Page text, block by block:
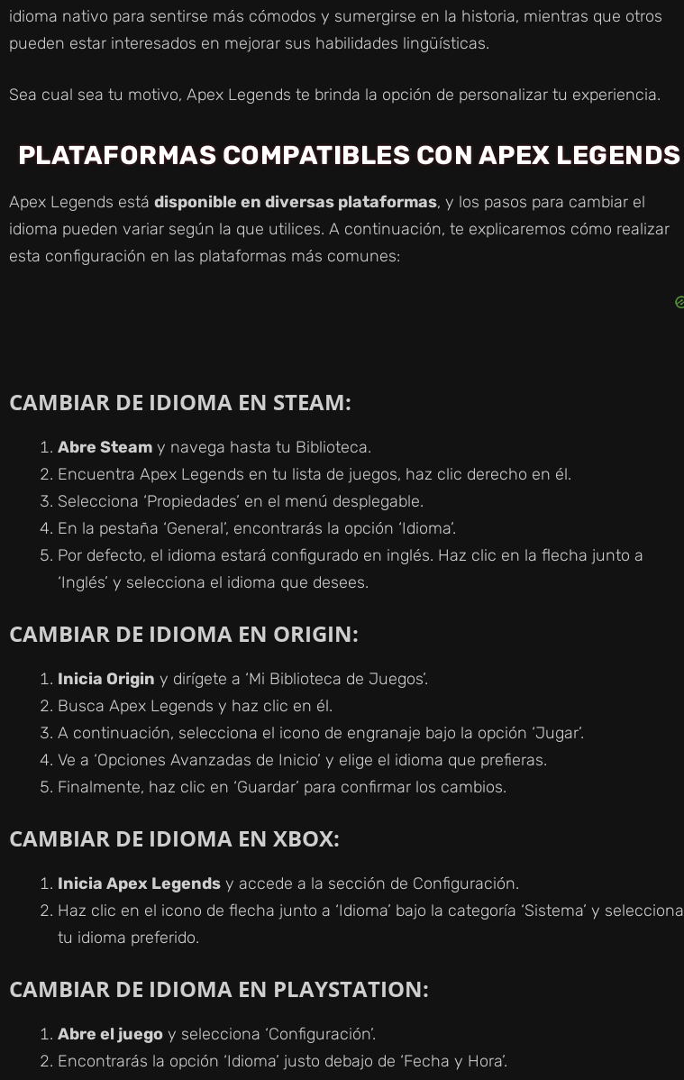
idioma nativo para sentirse más cómodos y sumergirse en la historia, mientras que otros
pueden estar interesados en mejorar sus habilidades lingüísticas.
Sea cual sea tu motivo, Apex Legends te brinda la opción de personalizar tu experiencia.
PLATAFORMAS COMPATIBLES CON APEX LEGENDS
Apex Legends está disponible en diversas plataformas, y los pasos para cambiar el
idioma pueden variar según la que utilices. A continuación, te explicaremos cómo realizar
esta configuración en las plataformas más comunes:
CAMBIAR DE IDIOMA EN STEAM:
Abre Steam y navega hasta tu Biblioteca.
Encuentra Apex Legends en tu lista de juegos, haz clic derecho en él.
Selecciona ‘Propiedades’ en el menú desplegable.
En la pestaña ‘General’, encontrarás la opción ‘Idioma’.
Por defecto, el idioma estará configurado en inglés. Haz clic en la flecha junto a
‘Inglés’ y selecciona el idioma que desees.
CAMBIAR DE IDIOMA EN ORIGIN:
Inicia Origin y dirígete a ‘Mi Biblioteca de Juegos’.
Busca Apex Legends y haz clic en él.
A continuación, selecciona el icono de engranaje bajo la opción ‘Jugar’.
Ve a ‘Opciones Avanzadas de Inicio’ y elige el idioma que prefieras.
Finalmente, haz clic en ‘Guardar’ para confirmar los cambios.
CAMBIAR DE IDIOMA EN XBOX:
Inicia Apex Legends y accede a la sección de Configuración.
Haz clic en el icono de flecha junto a ‘Idioma’ bajo la categoría ‘Sistema’ y selecciona
tu idioma preferido.
CAMBIAR DE IDIOMA EN PLAYSTATION:
Abre el juego y selecciona ‘Configuración’.
Encontrarás la opción ‘Idioma’ justo debajo de ‘Fecha y Hora’.